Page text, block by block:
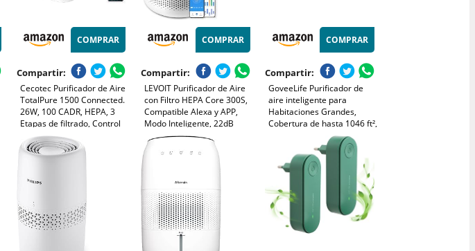
COMPRAR
Compartir:
Cecotec Purificador de Aire
TotalPure 1500 Connected.
26W, 100 CADR, HEPA, 3
Etapas de filtrado, Control
por Wi-fi, 2 Modos de
Funcionamiento, Sensor PM
2,5, Cobertura 40 m3 -
COMPRAR
Compartir:
LEVOIT Purificador de Aire
con Filtro HEPA Core 300S,
Compatible Alexa y APP,
Modo Inteligente, 22dB
Modo de Sueño Silencioso,
Elimina 99.97% de Alergia
Polen Ácaros Humo Pelo de
Mascota, Bajo Consumo
COMPRAR
Compartir:
GoveeLife Purificador de
aire inteligente para
Habitaciones Grandes,
Cobertura de hasta 1046 ft²,
Monitor de PM2.5, Modo
Sueño, Filtro 3 en 1 con
Control por Aplicación y
Alexa para Pelo de